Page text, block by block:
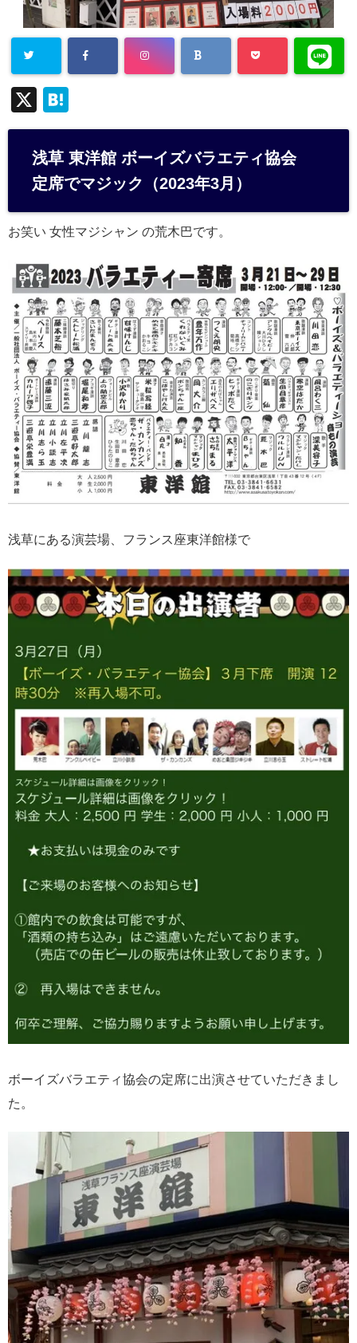
X
at
e
n
浅草 東洋館 ボーイズバラエティ協会
定席でマジック（2023年3月）
お笑い 女性マジシャン の荒木巴です。
浅草にある演芸場、フランス座東洋館様で
ボーイズバラエティ協会の定席に出演させていただきまし
た。